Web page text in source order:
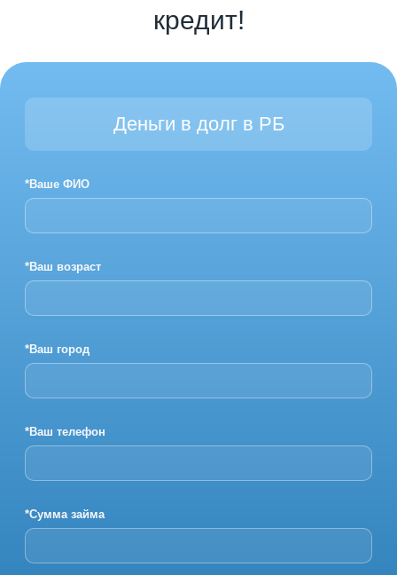
кредит!
Деньги в долг в РБ
*Ваше ФИО
*Ваш возраст
*Ваш город
*Ваш телефон
*Сумма займа